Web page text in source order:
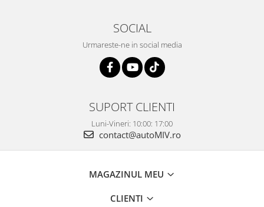
SOCIAL
Urmareste-ne in social media
SUPORT CLIENTI
Luni-Vineri: 10:00: 17:00
contact@autoMIV.ro
MAGAZINUL MEU
CLIENTI